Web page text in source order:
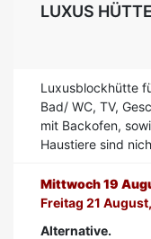
LUXUS
Luxusblockhütte
Bad/ WC, TV,
mit Backofen,
Haustiere sind
Mittwoch 19
Freitag 21
Alternative.